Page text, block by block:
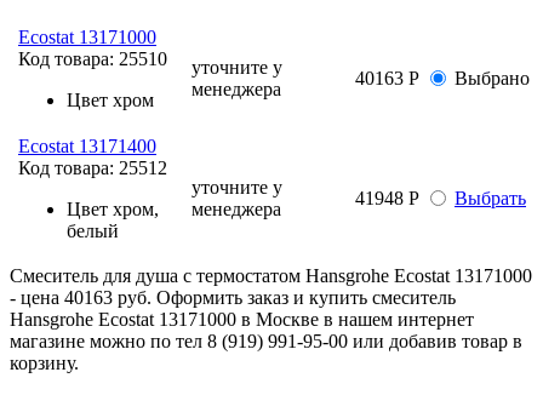
Ecostat 13171000
Код товара: 25510
Цвет хром
уточните у
менеджера
40163 Р Выбрано
Ecostat 13171400
Код товара: 25512
Цвет хром,
белый
уточните у
менеджера
41948 Р Выбрать
Смеситель для душа с термостатом Hansgrohe Ecostat 13171000
- цена 40163 руб. Оформить заказ и купить смеситель
Hansgrohe Ecostat 13171000 в Москве в нашем интернет
магазине можно по тел 8 (919) 991-95-00 или добавив товар в
корзину.